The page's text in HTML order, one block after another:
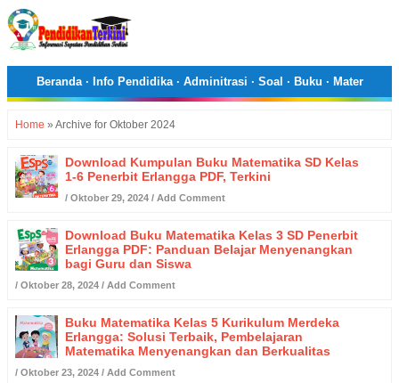
Beranda· Info Pendidika· Adminitrasi · Soal · Buku · Mater
Home » Archive for Oktober 2024
Download Kumpulan Buku Matematika SD Kelas
1-6 Penerbit Erlangga PDF, Terkini
/ Oktober 29, 2024 / Add Comment
Download Buku Matematika Kelas 3 SD Penerbit
Erlangga PDF: Panduan Belajar Menyenangkan
bagi Guru dan Siswa
/ Oktober 28, 2024 / Add Comment
Buku Matematika Kelas 5 Kurikulum Merdeka
Erlangga: Solusi Terbaik, Pembelajaran
Matematika Menyenangkan dan Berkualitas
/ Oktober 23, 2024 / Add Comment